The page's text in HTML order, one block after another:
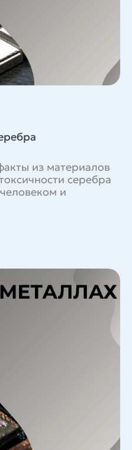
из материалов
серебра
и